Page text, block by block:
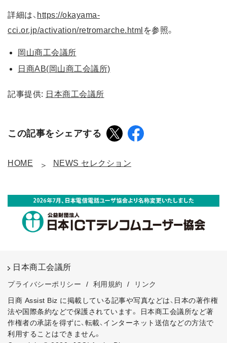
詳細は、 https://okayama-
cci.or.jp/activation/retromarche.html を参照。
岡山商工会議所
日商AB(岡山商工会議所)
記事提供: 日本商工会議所
この記事をシェアする
HOME NEWS セレクション
日本商工会議所
プライバシーポリシー / 利用規約 /
リンク
日商 Assist Biz に掲載している記事や写真などは、日本の著作権
法や国際条約などで保護されています。
日本商工会議所など著
作権者の承諾を得ずに、転載、インターネット送信などの方法で
利用することはできません。